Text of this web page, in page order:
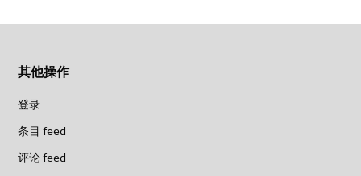
其他操作
登录
条目 feed
评论 feed